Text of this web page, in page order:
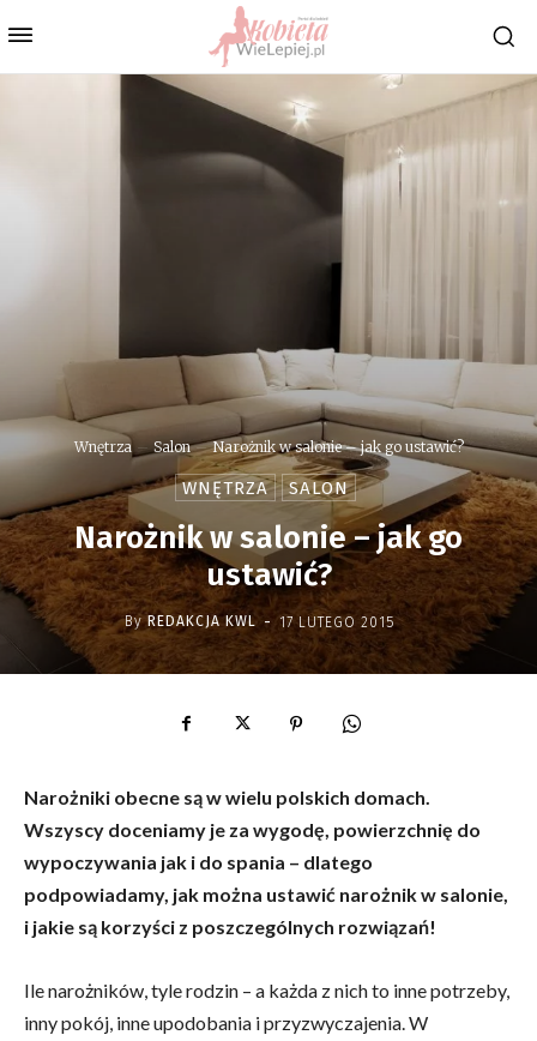
Wnętrza Salon Narożnik w salonie – jak go ustawić?
WNĘTRZA SALON
Narożnik w salonie – jak go
ustawić?
By REDAKCJA KWL - 17 LUTEGO 2015
Narożniki obecne są w wielu polskich domach.
Wszyscy doceniamy je za wygodę, powierzchnię do
wypoczywania jak i do spania – dlatego
podpowiadamy, jak można ustawić narożnik w salonie,
i jakie są korzyści z poszczególnych rozwiązań!
Ile narożników, tyle rodzin – a każda z nich to inne potrzeby,
inny pokój, inne upodobania i przyzwyczajenia. W